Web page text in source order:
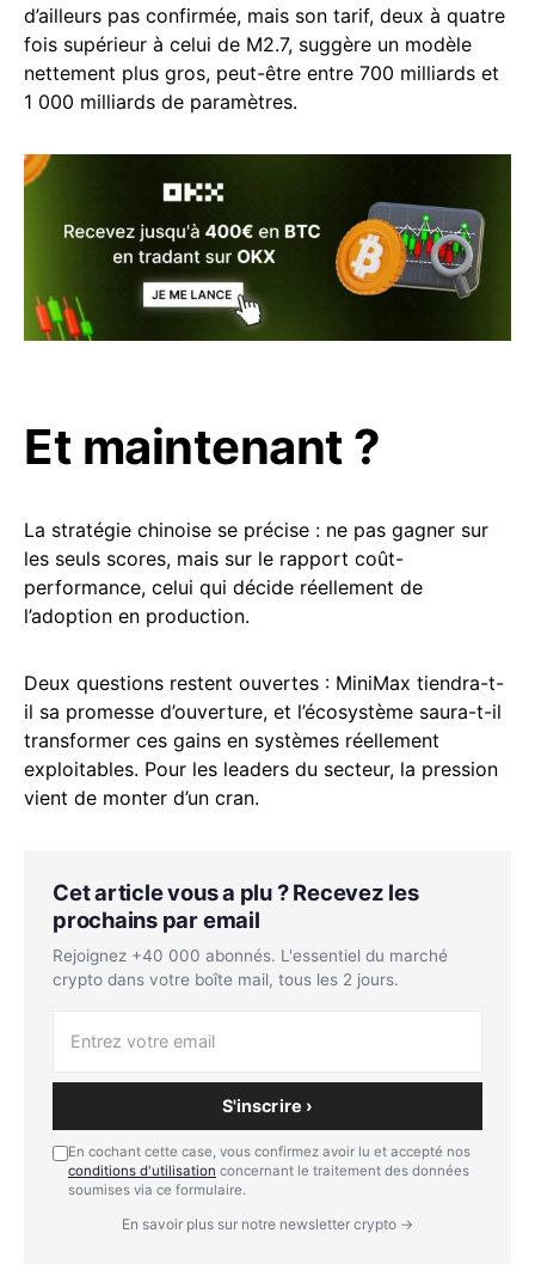
d’ailleurs pas confirmée, mais son tarif, deux à quatre
fois supérieur à celui de M2.7, suggère un modèle
nettement plus gros, peut-être entre 700 milliards et
1 000 milliards de paramètres.
Et maintenant ?
La stratégie chinoise se précise : ne pas gagner sur
les seuls scores, mais sur le rapport coût-
performance, celui qui décide réellement de
l’adoption en production.
Deux questions restent ouvertes : MiniMax tiendra-t-
il sa promesse d’ouverture, et l’écosystème saura-t-il
transformer ces gains en systèmes réellement
exploitables. Pour les leaders du secteur, la pression
vient de monter d’un cran.
Cet article vous a plu ? Recevez les
prochains par email
Rejoignez +40 000 abonnés. L'essentiel du marché
crypto dans votre boîte mail, tous les 2 jours.
S'inscrire ›
En cochant cette case, vous confirmez avoir lu et accepté nos
conditions d'utilisation concernant le traitement des données
soumises via ce formulaire.
En savoir plus sur notre newsletter crypto →